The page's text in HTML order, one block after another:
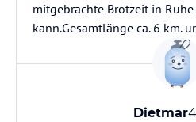
mitgebrachte Brotzeit in Ruhe
kann.Gesamtlänge ca. 6 km.
Dietmar